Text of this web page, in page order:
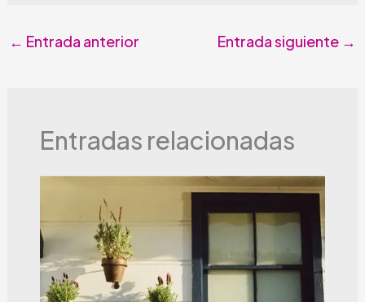
← Entrada anterior Entrada siguiente →
Entradas relacionadas